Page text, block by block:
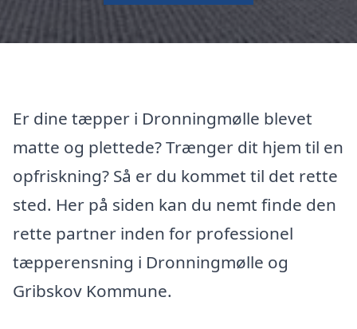
Er dine tæpper i Dronningmølle blevet
matte og plettede? Trænger dit hjem til en
opfriskning? Så er du kommet til det rette
sted. Her på siden kan du nemt finde den
rette partner inden for professionel
tæpperensning i Dronningmølle og
Gribskov Kommune.